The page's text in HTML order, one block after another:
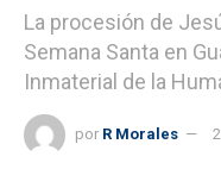
La procesión de
Semana Santa en
Inmaterial de la
por R Morales